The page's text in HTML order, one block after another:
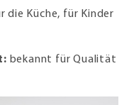
die Küche, für Kinder
bekannt für Qualität